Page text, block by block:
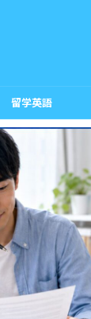
留学英語